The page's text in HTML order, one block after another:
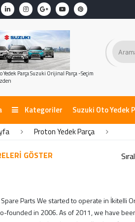
Yedek Parça Suzuki Orijinal Parça -Seçim
Kategoriler Suzuki Oto Yedek
Proton Yedek Parça
GÖSTER
Spare Parts We started to operate in İkitelli
founded in 2006. As of 2011, we have